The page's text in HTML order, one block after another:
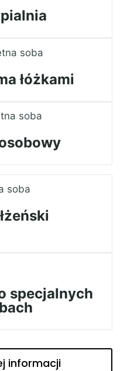
łóżkami
specjalnych
informacji